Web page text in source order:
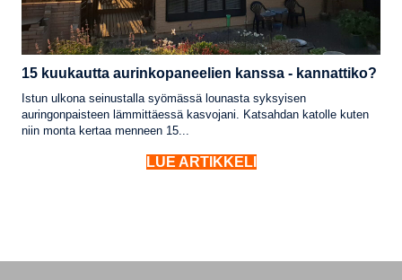
15 kuukautta aurinkopaneelien kanssa - kannattiko?
Istun ulkona seinustalla syömässä lounasta syksyisen
auringonpaisteen lämmittäessä kasvojani. Katsahdan katolle kuten
niin monta kertaa menneen 15...
LUE ARTIKKELI